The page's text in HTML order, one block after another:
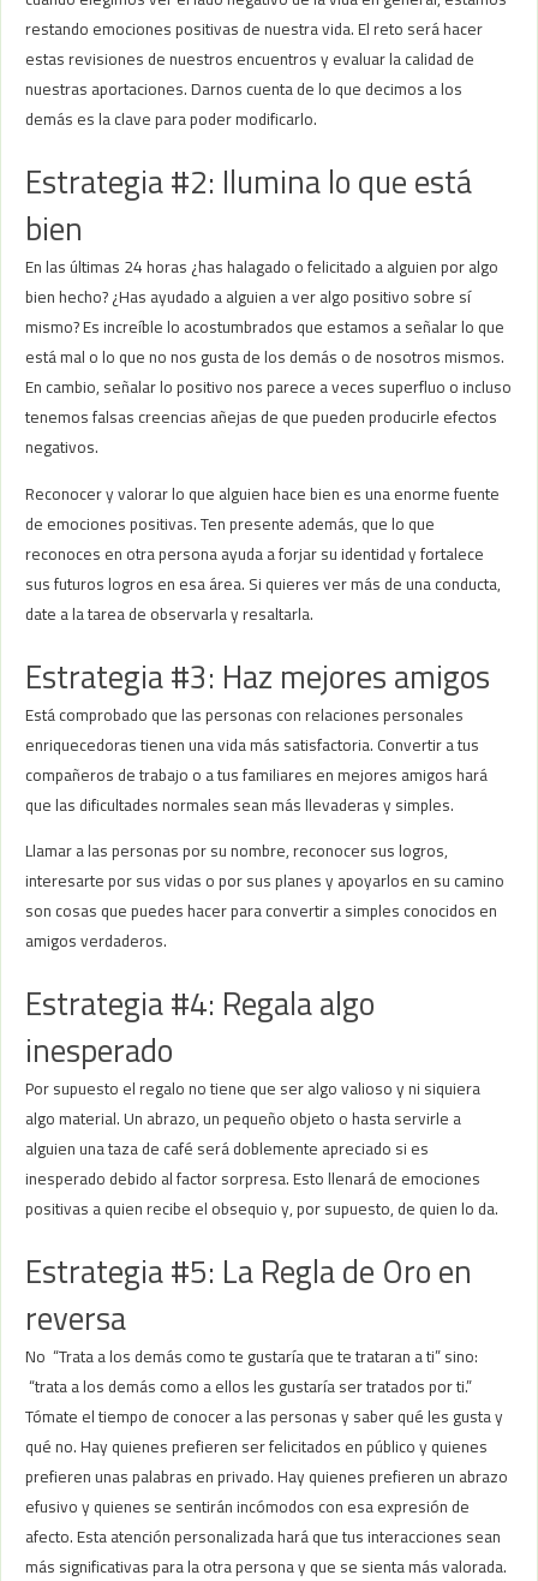
restando emociones positivas de nuestra vida. El reto será hacer
estas revisiones de nuestros encuentros y evaluar la calidad de
nuestras aportaciones. Darnos cuenta de lo que decimos a los
demás es la clave para poder modificarlo.
Estrategia #2: Ilumina lo que está
bien
En las últimas 24 horas ¿has halagado o felicitado a alguien por algo
bien hecho? ¿Has ayudado a alguien a ver algo positivo sobre sí
mismo? Es increíble lo acostumbrados que estamos a señalar lo que
está mal o lo que no nos gusta de los demás o de nosotros mismos.
En cambio, señalar lo positivo nos parece a veces superfluo o incluso
tenemos falsas creencias añejas de que pueden producirle efectos
negativos.
Reconocer y valorar lo que alguien hace bien es una enorme fuente
de emociones positivas. Ten presente además, que lo que
reconoces en otra persona ayuda a forjar su identidad y fortalece
sus futuros logros en esa área. Si quieres ver más de una conducta,
date a la tarea de observarla y resaltarla.
Estrategia #3: Haz mejores amigos
Está comprobado que las personas con relaciones personales
enriquecedoras tienen una vida más satisfactoria. Convertir a tus
compañeros de trabajo o a tus familiares en mejores amigos hará
que las dificultades normales sean más llevaderas y simples.
Llamar a las personas por su nombre, reconocer sus logros,
interesarte por sus vidas o por sus planes y apoyarlos en su camino
son cosas que puedes hacer para convertir a simples conocidos en
amigos verdaderos.
Estrategia #4: Regala algo
inesperado
Por supuesto el regalo no tiene que ser algo valioso y ni siquiera
algo material. Un abrazo, un pequeño objeto o hasta servirle a
alguien una taza de café será doblemente apreciado si es
inesperado debido al factor sorpresa. Esto llenará de emociones
positivas a quien recibe el obsequio y, por supuesto, de quien lo da.
Estrategia #5: La Regla de Oro en
reversa
No “Trata a los demás como te gustaría que te trataran a ti” sino:
“trata a los demás como a ellos les gustaría ser tratados por ti.”
Tómate el tiempo de conocer a las personas y saber qué les gusta y
qué no. Hay quienes prefieren ser felicitados en público y quienes
prefieren unas palabras en privado. Hay quienes prefieren un abrazo
efusivo y quienes se sentirán incómodos con esa expresión de
afecto. Esta atención personalizada hará que tus interacciones sean
más significativas para la otra persona y que se sienta más valorada.